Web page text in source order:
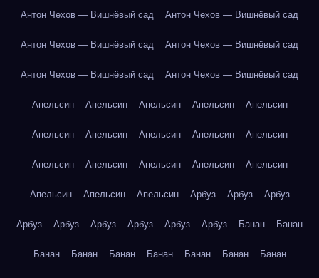
Антон Чехов — Вишнёвый сад Антон Чехов — Вишнёвый сад
Антон Чехов — Вишнёвый сад Антон Чехов — Вишнёвый сад
Антон Чехов — Вишнёвый сад Антон Чехов — Вишнёвый сад
Апельсин Апельсин Апельсин Апельсин Апельсин
Апельсин Апельсин Апельсин Апельсин Апельсин
Апельсин Апельсин Апельсин Апельсин Апельсин
Апельсин Апельсин Апельсин Арбуз Арбуз Арбуз
Арбуз Арбуз Арбуз Арбуз Арбуз Арбуз Банан Банан
Банан Банан Банан Банан Банан Банан Банан